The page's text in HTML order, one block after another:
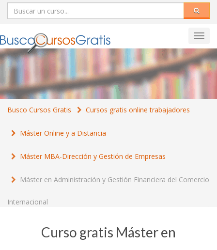
Busco Cursos Gratis Cursos gratis online trabajadores
Máster Online y a Distancia
Máster MBA-Dirección y Gestión de Empresas
Máster en Administración y Gestión Financiera del Comercio
Internacional
Curso gratis Máster en